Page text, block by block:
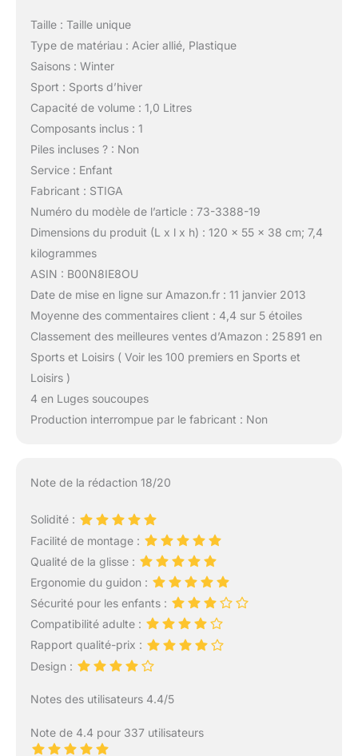
Taille : Taille unique
Type de matériau : Acier allié, Plastique
Saisons : Winter
Sport : Sports d’hiver
Capacité de volume : 1,0 Litres
Composants inclus : 1
Piles incluses ? : Non
Service : Enfant
Fabricant : STIGA
Numéro du modèle de l’article : 73-3388-19
Dimensions du produit (L x l x h) : 120 x 55 x 38 cm; 7,4
kilogrammes
ASIN : B00N8IE8OU
Date de mise en ligne sur Amazon.fr : 11 janvier 2013
Moyenne des commentaires client : 4,4 sur 5 étoiles
Classement des meilleures ventes d’Amazon : 25 891 en
Sports et Loisirs ( Voir les 100 premiers en Sports et
Loisirs )
4 en Luges soucoupes
Production interrompue par le fabricant : Non
Note de la rédaction 18/20
Solidité :
Facilité de montage :
Qualité de la glisse :
Ergonomie du guidon :
Sécurité pour les enfants :
Compatibilité adulte :
Rapport qualité-prix :
Design :
Notes des utilisateurs 4.4/5
Note de 4.4 pour 337 utilisateurs